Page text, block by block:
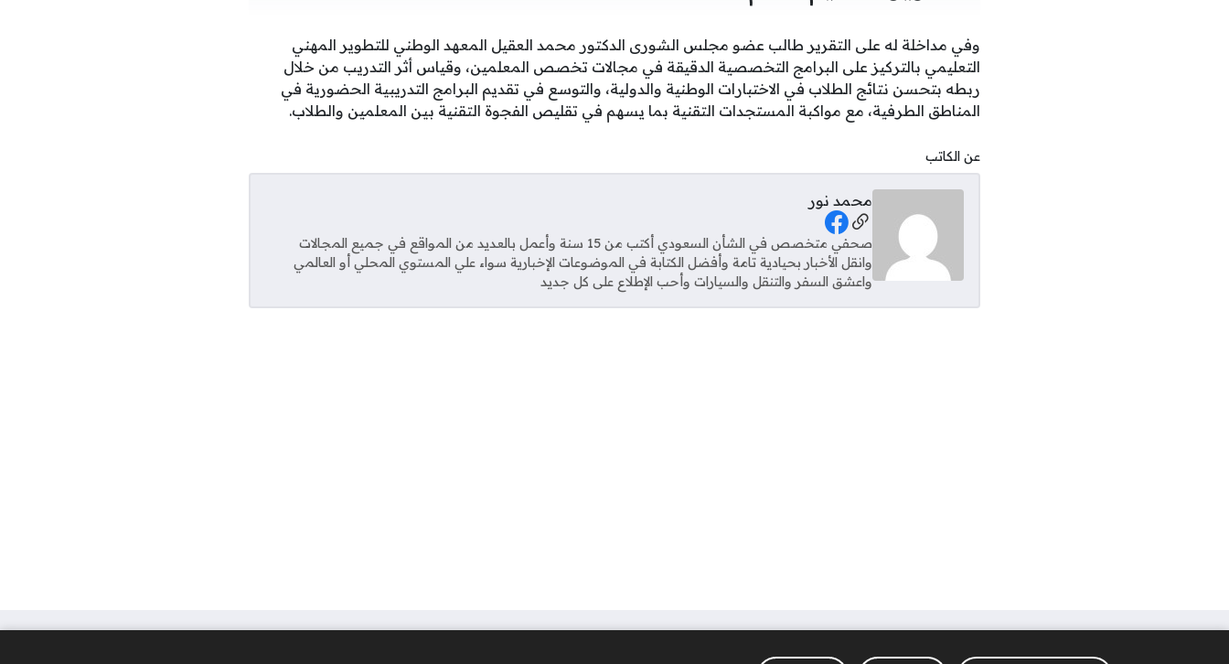
وفي مداخلة له على التقرير طالب عضو مجلس الشورى الدكتور محمد العقيل المعهد الوطني للتطوير المهني
التعليمي بالتركيز على البرامج التخصصية الدقيقة في مجالات تخصص المعلمين، وقياس أثر التدريب من خلال
ربطه بتحسن نتائج الطلاب في الاختبارات الوطنية والدولية، والتوسع في تقديم البرامج التدريبية الحضورية في
المناطق الطرفية، مع مواكبة المستجدات التقنية بما يسهم في تقليص الفجوة التقنية بين المعلمين والطلاب.
عن الكاتب
محمد نور
Social Links
صحفي متخصص في الشأن السعودي أكتب من 15 سنة وأعمل بالعديد من المواقع في جميع المجالات
وانقل الأخبار بحيادية تامة وأفضل الكتابة في الموضوعات الإخبارية سواء علي المستوي المحلي أو العالمي
واعشق السفر والتنقل والسيارات وأحب الإطلاع على كل جديد